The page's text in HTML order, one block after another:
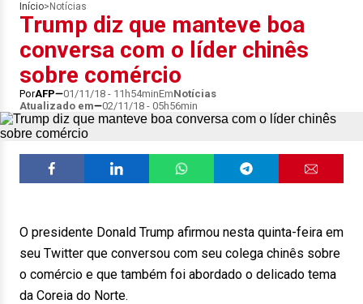
Início> Notícias
Trump diz que manteve boa
conversa com o líder chinês
sobre comércio
PorAFP 01/11/18 - 11h54minEmNotícias
Atualizado em
02/11/18 - 05h56min
O presidente Donald Trump afirmou nesta quinta-feira em
seu Twitter que conversou com seu colega chinês sobre
o comércio e que também foi abordado o delicado tema
da Coreia do Norte.